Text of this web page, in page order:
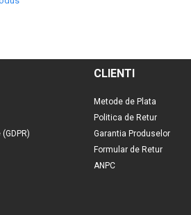
CLIENTI
Metode de Plata
Politica de Retur
Garantia Produselor
Formular de Retur
ANPC